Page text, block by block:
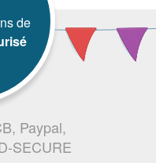
de
Paypal,
SECURE